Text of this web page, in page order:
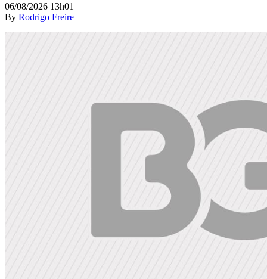
06/08/2026 13h01
By Rodrigo Freire